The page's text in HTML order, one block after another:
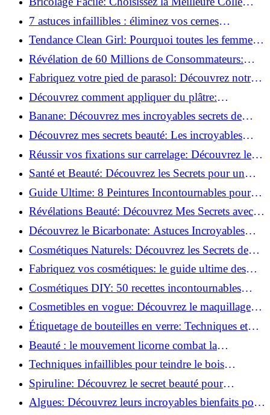
pour Chaque Matériau!
7 astuces infaillibles : éliminez vos cernes
rapidement !
Tendance Clean Girl: Pourquoi toutes les femmes
l'adoptent?
Révélation de 60 Millions de Consommateurs:
Découvrez le meilleur fond de teint pour votre
peau!
Fabriquez votre pied de parasol: Découvrez notre
tutoriel facile !
Découvrez comment appliquer du plâtre:
Techniques pour un mur intérieur parfait!
Banane: Découvrez mes incroyables secrets de
beauté!
Découvrez mes secrets beauté: Les incroyables
vertus du curcuma!
Réussir vos fixations sur carrelage: Découvrez les
astuces infaillibles !
Santé et Beauté: Découvrez les Secrets pour un
Bien-être Optimal!
Guide Ultime: 8 Peintures Incontournables pour
Bois Extérieurs!
Révélations Beauté: Découvrez Mes Secrets avec le
Thé Vert Matcha!
Découvrez le Bicarbonate: Astuces Incroyables
pour Votre Quotidien!
Cosmétiques Naturels: Découvrez les Secrets de
Beauté Éco-responsables!
Fabriquez vos cosmétiques: le guide ultime des
produits de beauté maison!
Cosmétiques DIY: 50 recettes incontournables
pour sublimer votre beauté naturelle!
Cosmetibles en vogue: Découvrez le maquillage
100% comestible!
Étiquetage de bouteilles en verre: Techniques et
astuces incontournables!
Beauté : le mouvement licorne combat la
surconsommation !
Techniques infaillibles pour teindre le bois
naturellement: Découvrez comment!
Spiruline: Découvrez le secret beauté pour
revitaliser les peaux fatiguées!
Algues: Découvrez leurs incroyables bienfaits pour